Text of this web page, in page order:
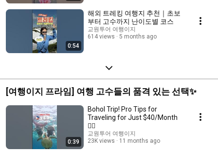
0:54
해외 트레킹 여행지 추천｜초보
부터 고수까지 난이도별 코스
교원투어 여행이지
614 views
5 months ago
[여행이지 프라임] 여행 고수들의 품격 있는 선택✨
0:39
Bohol Trip! Pro Tips for
Traveling for Just $40/Month
❤️‍🔥
교원투어 여행이지
23K views
11 months ago